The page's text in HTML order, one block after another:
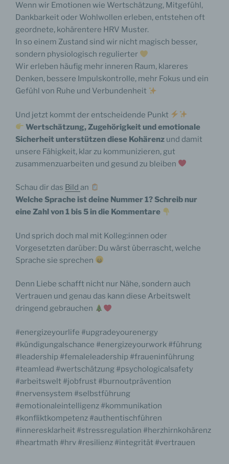
Wenn wir Emotionen wie Wertschätzung, Mitgefühl,
Dankbarkeit oder Wohlwollen erleben, entstehen oft
geordnete, kohärentere HRV Muster.
In so einem Zustand sind wir nicht magisch besser,
sondern physiologisch regulierter
Wir erleben häufig mehr inneren Raum, klareres
Denken, bessere Impulskontrolle, mehr Fokus und ein
Gefühl von Ruhe und Verbundenheit
Und jetzt kommt der entscheidende Punkt
Wertschätzung, Zugehörigkeit und emotionale
Sicherheit unterstützen diese Kohärenz und damit
unsere Fähigkeit, klar zu kommunizieren, gut
zusammenzuarbeiten und gesund zu bleiben
Schau dir das Bild an
Welche Sprache ist deine Nummer 1? Schreib nur
eine Zahl von 1 bis 5 in die Kommentare
Und sprich doch mal mit Kolleg:innen oder
Vorgesetzten darüber: Du wärst überrascht, welche
Sprache sie sprechen
Denn Liebe schafft nicht nur Nähe, sondern auch
Vertrauen und genau das kann diese Arbeitswelt
dringend gebrauchen
#energizeyourlife #upgradeyourenergy
#kündigungalschance #energizeyourwork #führung
#leadership #femaleleadership #fraueninführung
#teamlead #wertschätzung #psychologicalsafety
#arbeitswelt #jobfrust #burnoutprävention
#nervensystem #selbstführung
#emotionaleintelligenz #kommunikation
#konfliktkompetenz #authentischführen
#inneresklarheit #stressregulation #herzhirnkohärenz
#heartmath #hrv #resilienz #integrität #vertrauen